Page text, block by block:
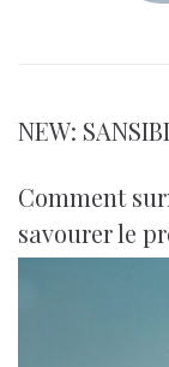
NEW:
Comment
savourer le